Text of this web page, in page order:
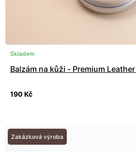
Skladem
Balzám na kůži - Premium
190 Kč
Zakázková výroba